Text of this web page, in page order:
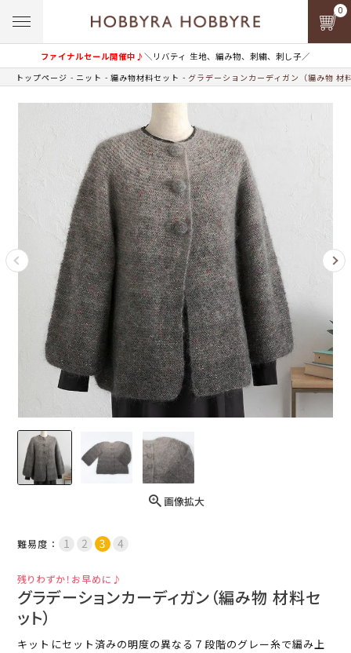
ファイナルセール開催中♪＼リバティ 生地、編み物、刺繍、刺し子／
0
トップページ ニット 編み物材料セット グラデーションカーディガン（編み物 材
画像拡大
難易度：
残りわずか！お早めに♪
グラデーションカーディガン（編み物 材料セ
ット）
キットにセット済みの明度の異なる７段階のグレー糸で編み上